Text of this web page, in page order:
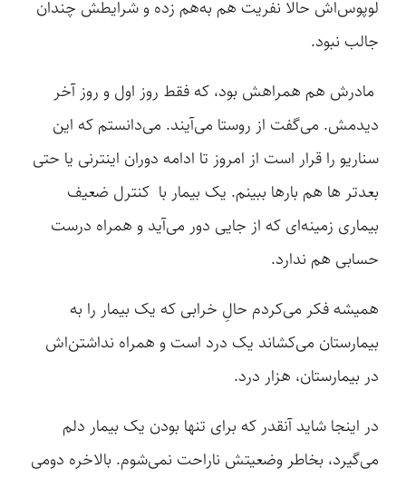
لوپوس‌اش حالا نفریت هم به‌هم زده و شرایطش چندان
جالب نبود.
مادرش هم همراهش بود، که فقط روز اول و روز آخر
دیدمش. می‌گفت از روستا می‌آیند. می‌دانستم که این
سناریو را قرار است از امروز تا ادامه دوران اینترنی یا حتی
بعدتر ها هم بارها ببینم. یک بیمار با کنترل ضعیف
بیماری زمینه‌ای که از جایی دور می‌آید و همراه درست
حسابی هم ندارد.
همیشه فکر می‌کردم حالِ خرابی که یک بیمار را به
بیمارستان می‌کشاند یک درد است و همراه نداشتن‌اش
در بیمارستان، هزار درد.
در اینجا شاید آنقدر که برای تنها بودن یک بیمار دلم
می‌گیرد، بخاطر وضعیتش ناراحت نمی‌شوم. بالاخره دومی